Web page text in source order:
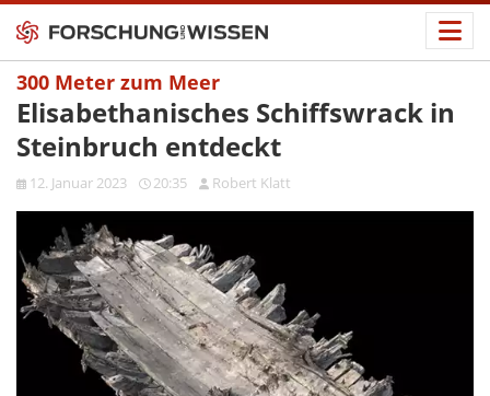
300 Meter zum Meer
Elisabethanisches Schiffswrack in
Steinbruch entdeckt
12. Januar 2023 20:35 Robert Klatt